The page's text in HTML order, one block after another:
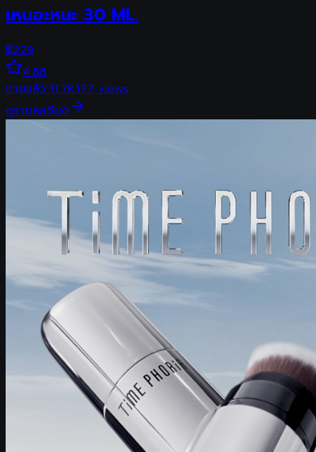
เหนอะหนะ 30 ML.
฿229
4.88
ขายแล้ว11.7K177views
ดูรายละเอียด